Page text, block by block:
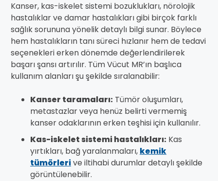
Kanser, kas-iskelet sistemi bozuklukları, nörolojik
hastalıklar ve damar hastalıkları gibi birçok farklı
sağlık sorununa yönelik detaylı bilgi sunar. Böylece
hem hastalıkların tanı süreci hızlanır hem de tedavi
seçenekleri erken dönemde değerlendirilerek
başarı şansı artırılır. Tüm Vücut MR’ın başlıca
kullanım alanları şu şekilde sıralanabilir:
Kanser taramaları: Tümör oluşumları,
metastazlar veya henüz belirti vermemiş
kanser odaklarının erken teşhisi için kullanılır.
Kas-iskelet sistemi hastalıkları: Kas
yırtıkları, bağ yaralanmaları, kemik
tümörlerive iltihabi durumlar detaylı şekilde
görüntülenebilir.